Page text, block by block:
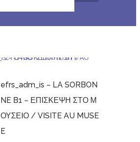
efrs_adm_is – LA SORBON
NE B1 – ΕΠΙΣΚΕΨΗ ΣΤΟ Μ
ΟΥΣΕΙΟ / VISITE AU MUSE
E